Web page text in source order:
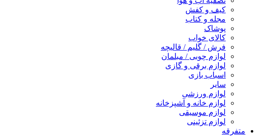
کیف و کفش
مجله و کتاب
پوشاک
کالای خواب
فرش / گلیم / قالیچه
لوازم چوبی / مبلمان
لوازم برقی و گازی
اسباب بازی
سایر
لوازم ورزشی
لوازم خانه و آشپزخانه
لوازم موسیقی
لوازم تزئینی
متفرقه